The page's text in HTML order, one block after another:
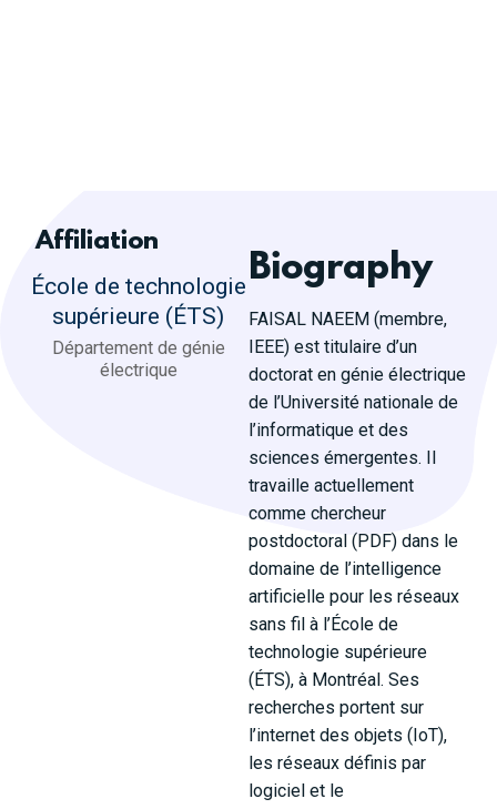
Biography
FAISAL NAEEM (membre,
IEEE) est titulaire d’un
doctorat en génie électrique
de l’Université nationale de
l’informatique et des
sciences émergentes. Il
travaille actuellement
comme chercheur
postdoctoral (PDF) dans le
domaine de l’intelligence
artificielle pour les réseaux
sans fil à l’École de
technologie supérieure
(ÉTS), à Montréal. Ses
recherches portent sur
l’internet des objets (IoT),
les réseaux définis par
logiciel et le
Affiliation
École de technologie
supérieure (ÉTS)
Département de génie
électrique